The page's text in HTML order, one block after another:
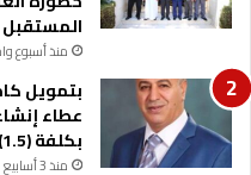
المستقبل
منذ أسبوع
بتمويل
عطاء
بكلفة (1.5) مليون دينار
منذ 3 أسابيع